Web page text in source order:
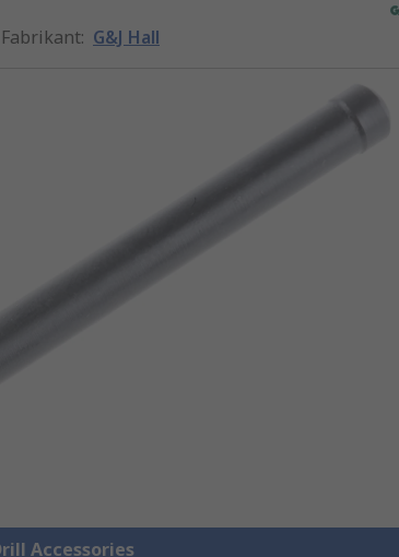
Fabrikant: G&J Hall
Accessories